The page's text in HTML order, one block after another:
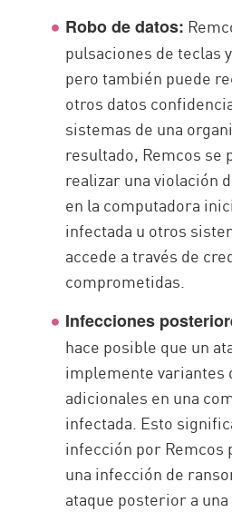
Robo de datos:
pulsaciones de teclas
pero también puede
otros datos
sistemas de una
resultado, Remcos se
realizar una violación
en la computadora
infectada u otros
accede a través de
comprometidas.
Infecciones
hace posible que un
implemente variantes
adicionales en una
infectada. Esto
infección por Remcos
una infección de
ataque posterior a